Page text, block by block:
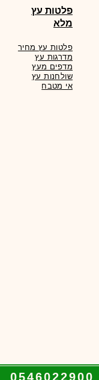
פלטות עץ
מלא
פלטות עץ מחיר
מדרגות עץ
מדפים מעץ
שולחנות עץ
אי מטבח